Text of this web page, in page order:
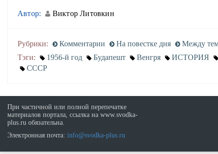
Автор: Виктор Литовкин
Рубрики: Комментарии На повестке дня
Между
Тэги:
1956-й год Будапешт Венгря
ИСТОРИЯ
СССР
При частичной или полной перепечатке
материалов портала, ссылка на www.svodka-
plus.ru обязательна.
Электронная почта: info@svodka-plus.ru